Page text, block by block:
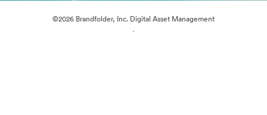
©2026 Brandfolder, Inc. Digital Asset Management
·